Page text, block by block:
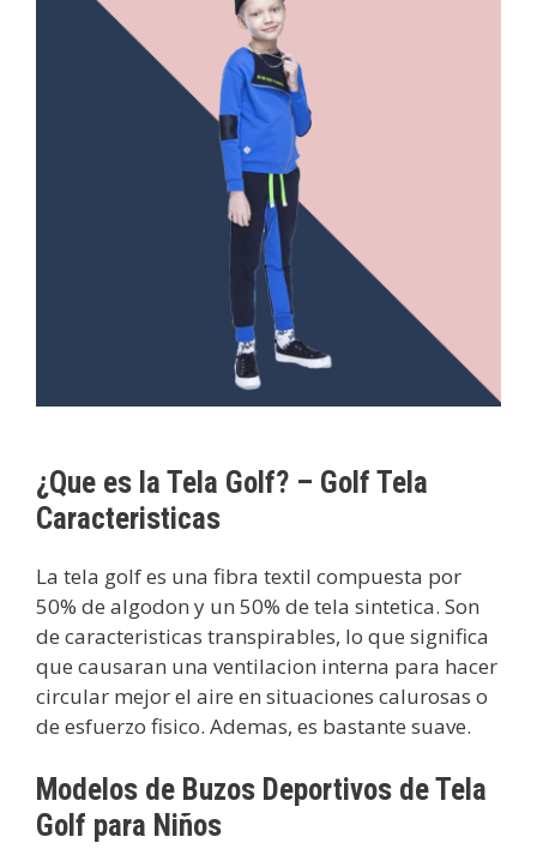
¿Que es la Tela Golf? – Golf Tela
Caracteristicas
La tela golf es una fibra textil compuesta por
50% de algodon y un 50% de tela sintetica. Son
de caracteristicas transpirables, lo que significa
que causaran una ventilacion interna para hacer
circular mejor el aire en situaciones calurosas o
de esfuerzo fisico. Ademas, es bastante suave.
Modelos de Buzos Deportivos de Tela
Golf para Niños